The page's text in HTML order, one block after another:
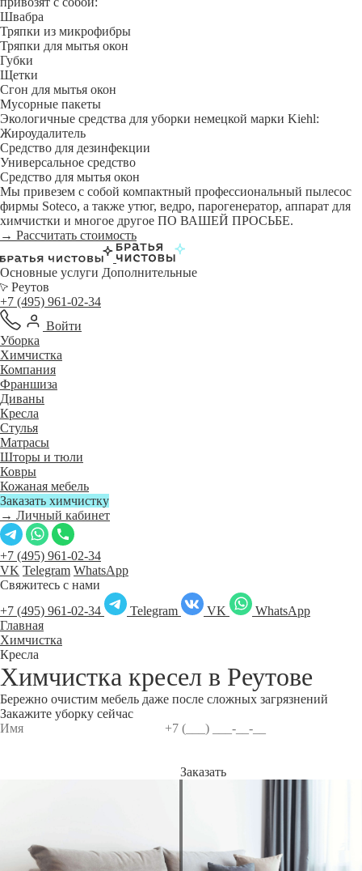
Швабра
Тряпки из микрофибры
Тряпки для мытья окон
Губки
Щетки
Сгон для мытья окон
Мусорные пакеты
Экологичные средства для уборки немецкой марки Kiehl:
Жироудалитель
Средство для дезинфекции
Универсальное средство
Средство для мытья окон
Мы привезем с собой компактный профессиональный пылесос
фирмы Soteco, а также утюг, ведро, парогенератор, аппарат для
химчистки и многое другое ПО ВАШЕЙ ПРОСЬБЕ.
→ Рассчитать стоимость
Основные услуги Дополнительные
Реутов
+7 (495) 961-02-34
Войти
Уборка
Химчистка
Компания
Франшиза
Диваны
Кресла
Стулья
Матрасы
Шторы и тюли
Ковры
Кожаная мебель
Заказать химчистку
→ Личный кабинет
+7 (495) 961-02-34
VK Telegram WhatsApp
Свяжитесь с нами
+7 (495) 961-02-34
Telegram VK
WhatsApp
Главная
Химчистка
Кресла
Химчистка кресел в Реутове
Бережно очистим мебель даже после сложных загрязнений
Закажите уборку сейчас
Заказать